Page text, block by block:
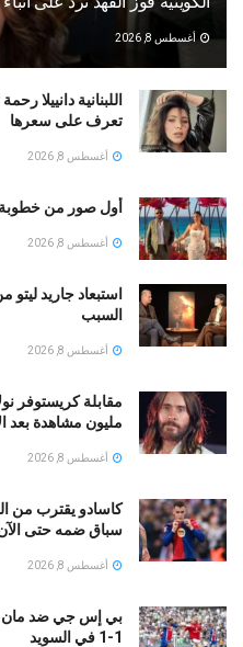
أغسطس 8, 2026
اللبنانية دانييلا
تعرف على سعرها
أغسطس 8, 2026
أول صور من خطوبة
أغسطس 8, 2026
السبب
أغسطس 8, 2026
مليون مشاهدة بعد
أغسطس 8, 2026
كاسادو يقترب من
سباق ضمه حتى
أغسطس 8, 2026
بي إس جي ضد مان
1-1 في السويد